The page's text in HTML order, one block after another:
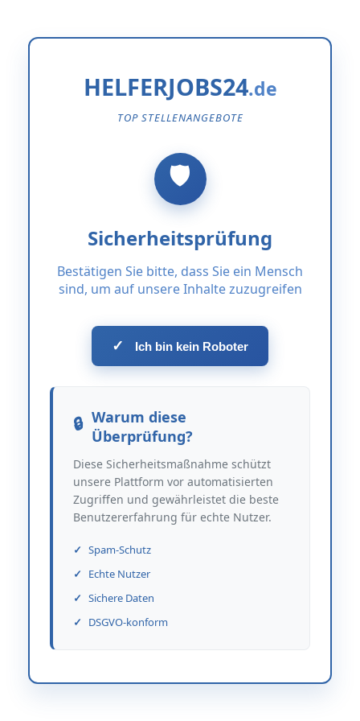
HELFERJOBS24
TOP STELLENANGEBOTE
Sicherheitsprüfung
Bestätigen Sie bitte, dass Sie ein Mensch
sind, um auf unsere Inhalte zuzugreifen
✓ Ich bin kein Roboter
Warum diese
Überprüfung?
Diese Sicherheitsmaßnahme schützt
unsere Plattform vor automatisierten
Zugriffen und gewährleistet die beste
Benutzererfahrung für echte Nutzer.
Spam-Schutz
Echte Nutzer
Sichere Daten
DSGVO-konform